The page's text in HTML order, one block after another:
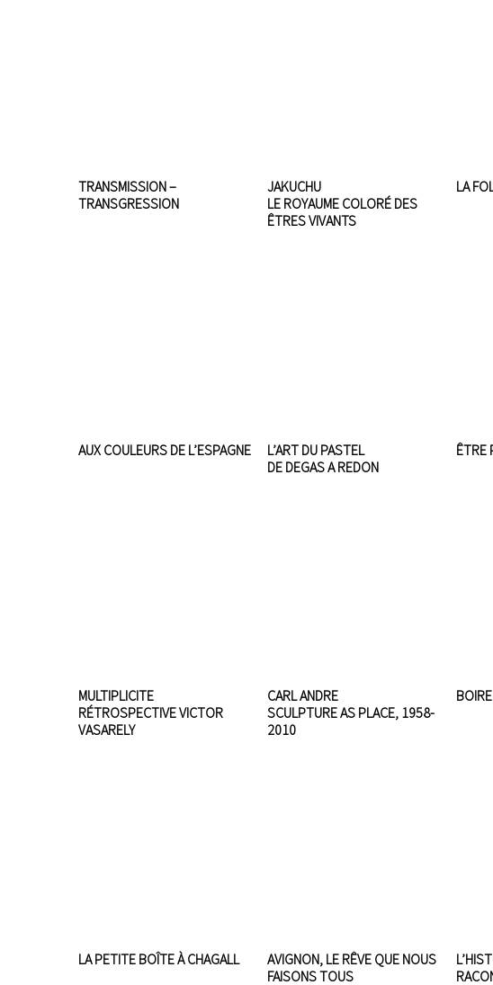
TRANSMISSION –
TRANSGRESSION
JAKUCHU
LE ROYAUME COLORÉ DES
ÊTRES VIVANTS
LA
AUX COULEURS DE L’ESPAGNE
L’ART DU PASTEL
DE DEGAS A REDON
ÊTRE
MULTIPLICITE
RÉTROSPECTIVE VICTOR
VASARELY
CARL ANDRE
SCULPTURE AS PLACE, 1958-
2010
BOIRE
LA PETITE BOÎTE À CHAGALL
AVIGNON, LE RÊVE QUE NOUS
FAISONS TOUS